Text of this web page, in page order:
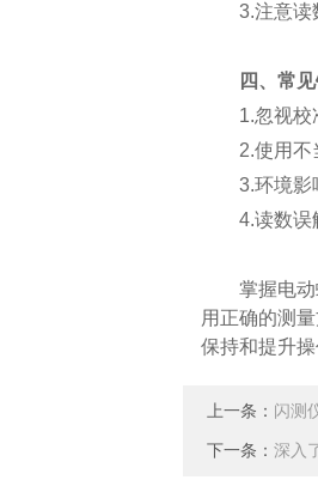
3.注意读数
四、常
1.忽视校准
2.使用不当
3.环境影响
4.读数误解
掌握电动螺
用正确的测
保持和提升
上一条： 闪测
下一条： 深入